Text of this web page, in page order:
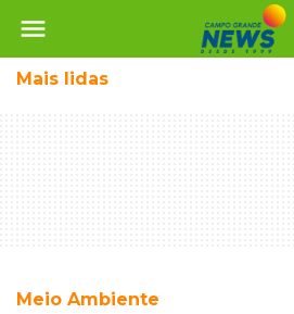
menu
Mais lidas
Meio Ambiente